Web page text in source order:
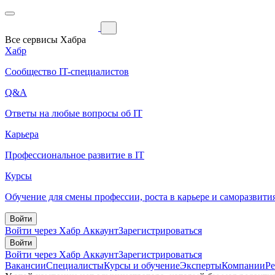
Все сервисы Хабра
Хабр
Сообщество IT-специалистов
Q&A
Ответы на любые вопросы об IT
Карьера
Профессиональное развитие в IT
Курсы
Обучение для смены профессии, роста в карьере и
Войти
Войти через Хабр АккаунтЗарегистрироваться
Войти
Войти через Хабр АккаунтЗарегистрироваться
ВакансииСпециалистыКурсы и обучениеЭкспертыКомпании